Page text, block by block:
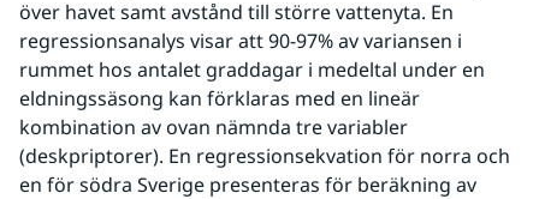
över havet samt avstånd till större vattenyta. En
regressionsanalys visar att 90-97% av variansen i
rummet hos antalet graddagar i medeltal under en
eldningssäsong kan förklaras med en lineär
kombination av ovan nämnda tre variabler
(deskpriptorer). En regressionsekvation för norra och
en för södra Sverige presenteras för beräkning av